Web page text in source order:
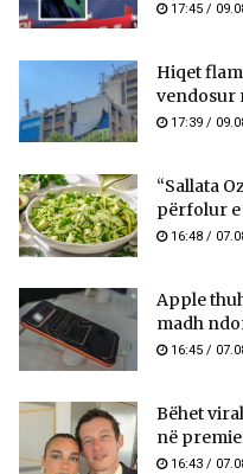
17:45 /
Hiqet
vendosur
17:39 /
“Sallata
përfolur e
16:48 /
Apple
madh
16:45 /
Bëhet
në
16:43 /